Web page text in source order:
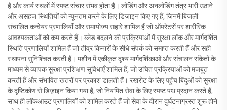
है और कार्य स्थलों में स्पष्ट संचार संभव होता है। लोडिंग और अनलोडिंग तंत्र भारी उठाने
और असहज स्थितियों को न्यूनतम करने के लिए डिज़ाइन किए गए हैं, जिनमें बिजली
संचालित कन्वेयर प्रणालियाँ और समायोज्य सहारे शामिल हैं जो ऑपरेटरों पर शारीरिक
आवश्यकताओं को कम करते हैं। ब्लेड बदलने की प्रक्रियाओं में सुरक्षा लॉक और मार्गदर्शित
स्थिति प्रणालियाँ शामिल हैं जो तीव्र किनारों के सीधे संपर्क को समाप्त करती हैं और सही
स्थापना सुनिश्चित करती हैं। मशीन में एकीकृत दृश्य मार्गदर्शिकाओं और संचालन संकेतों के
माध्यम से व्यापक सुरक्षा प्रशिक्षण सुविधाएँ शामिल हैं, जो उचित प्रक्रियाओं को मजबूत
करती हैं और संभावित खतरों पर प्रकाश डालती हैं। रखरोट के लिए पहुँच बिंदुओं को सुरक्षा
के दृष्टिकोण से डिज़ाइन किया गया है, जो नियमित सेवा के लिए स्पष्ट पथ प्रदान करते हैं,
साथ ही लॉकआउट प्रणालियों को शामिल करते हैं जो सेवा के दौरान दुर्घटनाग्रस्त शुरू होने